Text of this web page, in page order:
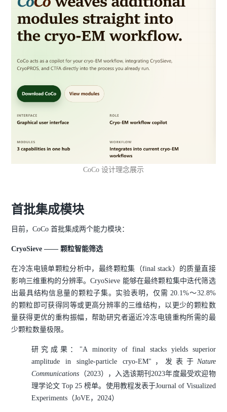
CoCo 设计理念展示
首批集成模块
目前，CoCo 首批集成两个能力模块：
CryoSieve —— 颗粒智能筛选
在冷冻电镜单颗粒分析中，最终颗粒集（final stack）的质量直接
影响三维重构的分辨率。CryoSieve 能够在最终颗粒集中迭代筛选
出最具结构信息量的颗粒子集。实验表明，仅需 20.1%～32.8%
的颗粒即可获得同等或更高分辨率的三维结构，以更少的颗粒数
量获得更优的重构振幅，帮助研究者逼近冷冻电镜重构所需的最
少颗粒数量极限。
研究成果："A minority of final stacks yields superior
amplitude in single-particle cryo-EM"，发表于 Nature
Communications （2023），入选该期刊2023年度最受欢迎物
理学论文 Top 25 榜单。使用教程发表于Journal of Visualized
Experiments（JoVE，2024）